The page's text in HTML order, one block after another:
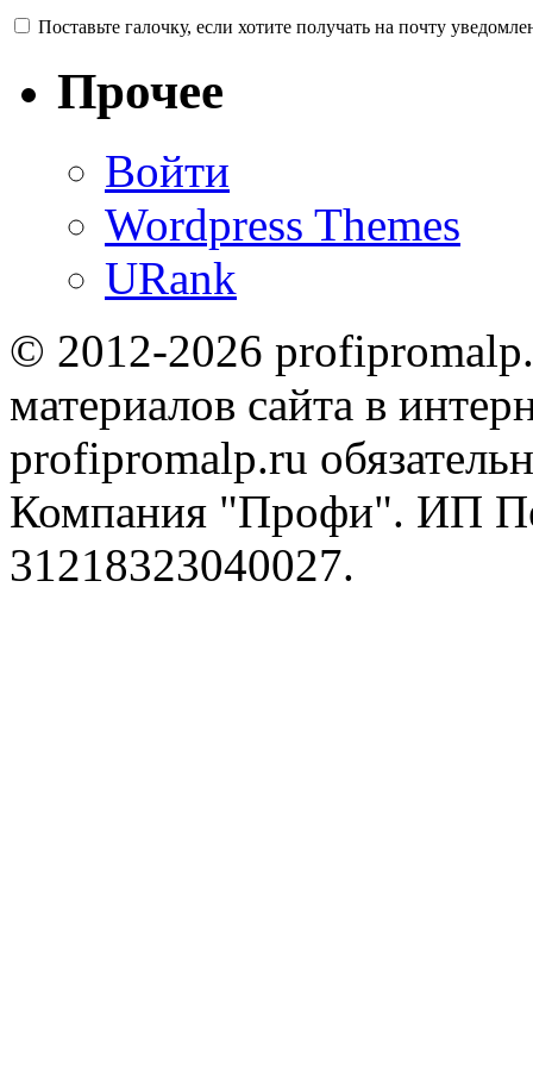
Поставьте галочку, если хотите получать на почту
Прочее
Войти
Wordpress Themes
URank
© 2012-2026
материалов сайта в
profipromalp.ru
Компания "Профи". ИП
31218323040027.